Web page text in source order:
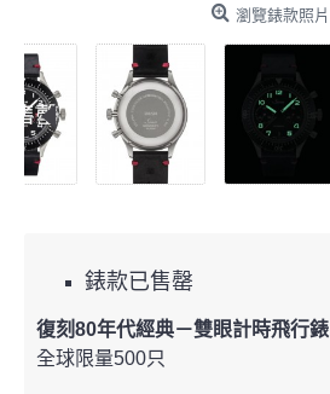
瀏覽錶款照片
錶款已售罄
復刻80年代經典－雙眼計時飛行錶
全球限量500只